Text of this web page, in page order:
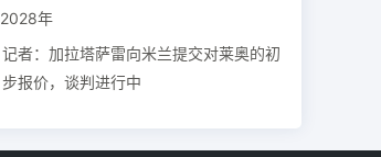
2028年
记者：加拉塔萨雷向米兰提交对莱奥的初
步报价，谈判进行中